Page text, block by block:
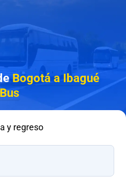
Bogotá a Ibagué
y regreso